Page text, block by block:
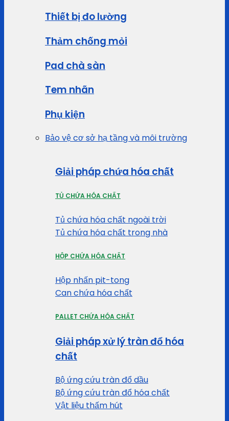
Thiết bị đo lường
Thảm chống mỏi
Pad chà sàn
Tem nhãn
Phụ kiện
Bảo vệ cơ sở hạ tầng và môi trường
Giải pháp chứa hóa chất
TỦ CHỨA HÓA CHẤT
Tủ chứa hóa chất ngoài trời
Tủ chứa hóa chất trong nhà
HỘP CHỨA HÓA CHẤT
Hộp nhấn pit-tong
Can chứa hóa chất
PALLET CHỨA HÓA CHẤT
Giải pháp xử lý tràn đổ hóa
chất
Bộ ứng cứu tràn đổ dầu
Bộ ứng cứu tràn đổ hóa chất
Vật liệu thấm hút